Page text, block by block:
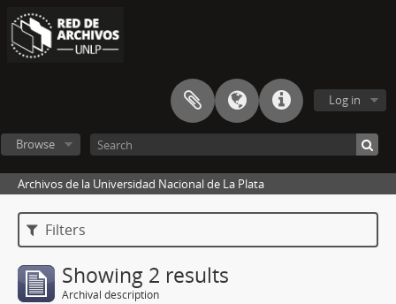
Log in
Browse
Archivos de la Universidad Nacional de La Plata
Filters
Showing 2 results
Archival description